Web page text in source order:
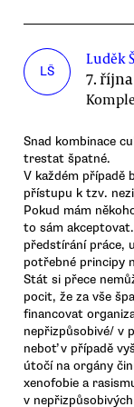
LŠ
Luděk
7. října
Snad kombinace
trestat špatné.
V každém případě
přístupu k tzv.
Pokud mám
to sám
předstírání práce,
potřebné principy
Stát si přece
pocit, že za vše
financovat
nepřizpůsobivé/ v
neboť v případě
útočí na orgány
xenofobie a
v